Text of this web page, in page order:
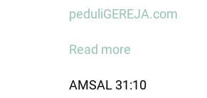
peduliGEREJA.com
Read more
YANG
AMSAL 31:10